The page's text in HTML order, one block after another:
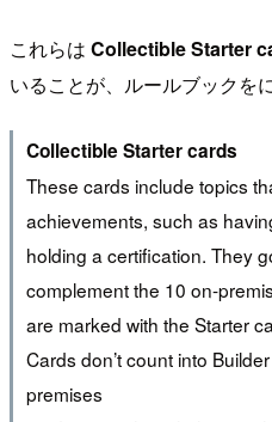
これらは Collectible Starter
いることが、ルールブックを
Collectible Starter cards
These cards include topics
achievements, such as
holding a certification. They
complement the 10 on-
are marked with the Starter
Cards don’t count into
premises